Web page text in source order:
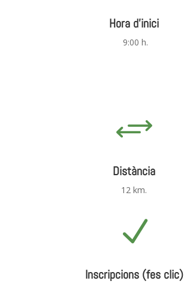
Hora d'inici
9:00 h.
+
Distància
12 km.
N
Inscripcions (fes clic)